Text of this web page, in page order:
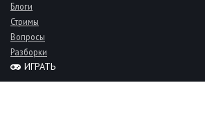
Блоги
Стримы
Вопросы
Разборки
ИГРАТЬ